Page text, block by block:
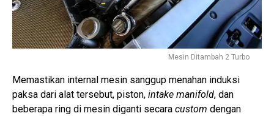
Mesin Ditambah 2 Turbo
Memastikan internal mesin sanggup menahan induksi
paksa dari alat tersebut, piston, intake manifold, dan
beberapa ring di mesin diganti secara custom dengan